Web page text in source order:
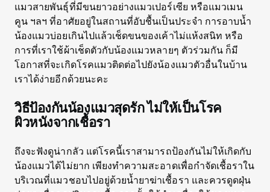
แมวสายพันธุ์ที่มีขนยาวอย่างแมวเปอร์เซีย หรือแมวเมน
คูน ฯลฯ ที่อาศัยอยู่ในสถานที่อับชื้นเป็นประจำ การอาบน้ำ
น้องแมวบ่อยเกินไปแล้วเช็ดขนของเค้าไม่แห้งสนิท หรือ
การที่เราใช้ผ้าเช็ดตัวกับน้องแมวหลายๆ ตัวร่วมกัน ก็มี
โอกาสที่จะเกิดโรคแมวติดต่อไปยังน้องแมวตัวอื่นในบ้าน
เราได้ง่ายอีกด้วยนะคะ
วิธีป้องกันน้องแมวสุดรัก ไม่ให้เป็นโรค
ผิวหนังจากเชื้อรา
ถึงจะฟังดูน่ากลัว แต่โรคนี้เราสามารถป้องกันไม่ให้เกิดกับ
น้องแมวได้ไม่ยาก เพียงทำความสะอาดเพื่อกำจัดเชื้อราใน
บริเวณที่แมวชอบไปอยู่ด้วยน้ำยาฆ่าเชื้อรา และควรดูดฝุ่น